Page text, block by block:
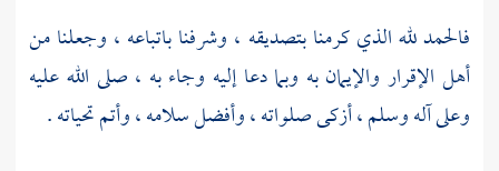
فالحمد لله الذي كرمنا بتصديقه ، وشرفنا باتباعه ، وجعلنا من
أهل الإقرار والإيمان به وبما دعا إليه وجاء به ، صلى الله عليه
وعلى آله وسلم ، أزكى صلواته ، وأفضل سلامه ، وأتم تحياته .